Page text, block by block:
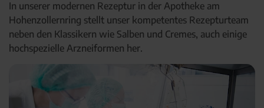
In unserer modernen Rezeptur in der Apotheke am
Hohenzollernring stellt unser kompetentes Rezepturteam
neben den Klassikern wie Salben und Cremes, auch einige
hochspezielle Arzneiformen her.